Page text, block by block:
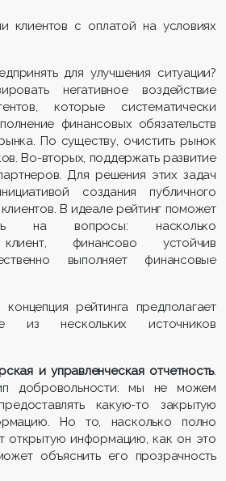
клиентов с оплатой на условиях
для улучшения ситуации?
негативное воздействие
которые систематически
финансовых обязательств
По существу, очистить рынок
Во-вторых, поддержать развитие
Для решения этих задач
создания публичного
В идеале рейтинг поможет
на вопросы: насколько
клиент, финансово устойчив
выполняет финансовые
рейтинга предполагает
из нескольких источников
и управленческая отчетность.
добровольности: мы не можем
какую-то закрытую
Но то, насколько полно
открытую информацию, как он это
объяснить его прозрачность